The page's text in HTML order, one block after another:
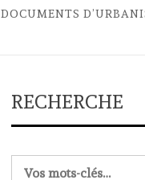
RECHERCHE